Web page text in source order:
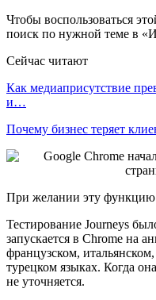
Чтобы воспользоваться
поиск по нужной теме в
Сейчас читают
Как медиаприсутствие
и…
Почему бизнес теряет
При желании эту функцию
Тестирование Journeys
запускается в Chrome на
французском,
турецком языках. Когда
не уточняется.